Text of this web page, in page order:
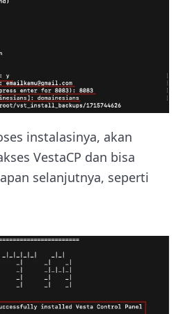
instalasinya, akan
VestaCP dan bisa
selanjutnya, seperti